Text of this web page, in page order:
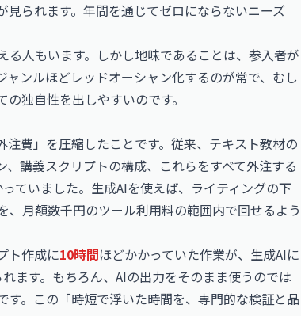
られます。年間を通じてゼロにならないニーズ
人もいます。しかし地味であることは、参入者が
ンルほどレッドオーシャン化するのが常で、むし
独自性を出しやすいのです。
費」を圧縮したことです。従来、テキスト教材の
講義スクリプトの構成、これらをすべて外注する
ていました。生成AIを使えば、ライティングの下
月額数千円のツール利用料の範囲内で回せるよう
ト作成に10時間ほどかかっていた作業が、生成AIに
ます。もちろん、AIの出力をそのまま使うのでは
。この「時短で浮いた時間を、専門的な検証と品